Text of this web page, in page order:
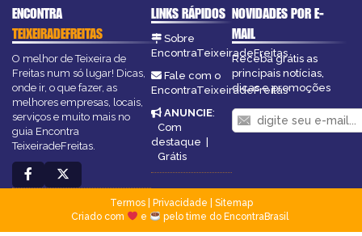
ENCONTRA
TEIXEIRADEFREITAS
O melhor de Teixeira de
Freitas num só lugar! Dicas,
onde ir, o que fazer, as
melhores empresas, locais,
serviços e muito mais no
guia Encontra
TeixeiradeFreitas.
LINKS RÁPIDOS
Sobre
EncontraTeixeiradeFreitas
Fale com o
EncontraTeixeiradeFreitas
ANUNCIE:
Com
destaque |
Grátis
NOVIDADES POR E-
MAIL
Receba grátis as
principais notícias,
dicas e promoções
Termos| Privacidade
Sitemap
Criado com
e pelo time do EncontraBrasil